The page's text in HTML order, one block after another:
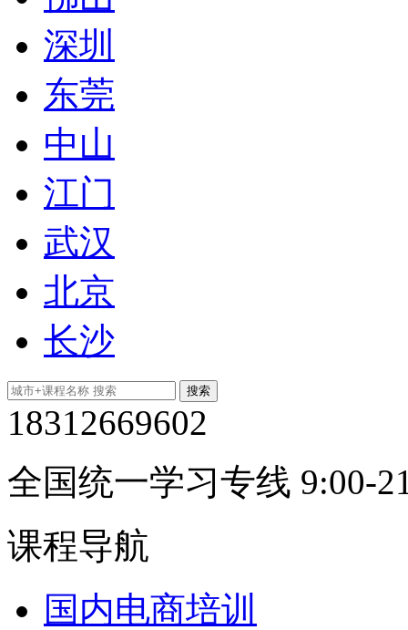
深圳
东莞
中山
江门
武汉
北京
长沙
18312669602
全国统一学习专线 9:00-
课程导航
国内电商培训